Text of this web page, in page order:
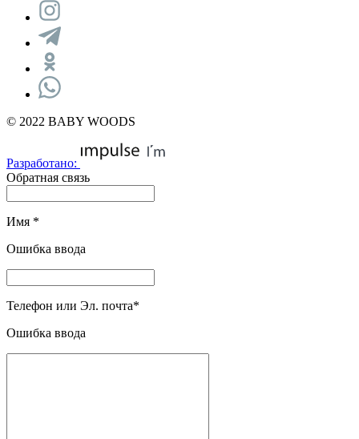
© 2022 BABY WOODS
Разработано:
Обратная связь
Имя *
Ошибка ввода
Телефон или Эл. почта*
Ошибка ввода